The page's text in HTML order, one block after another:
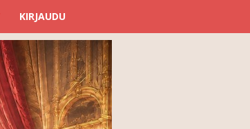
KIRJAUDU